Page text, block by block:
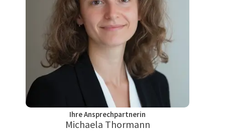
Ihre Ansprechpartnerin
Michaela Thormann